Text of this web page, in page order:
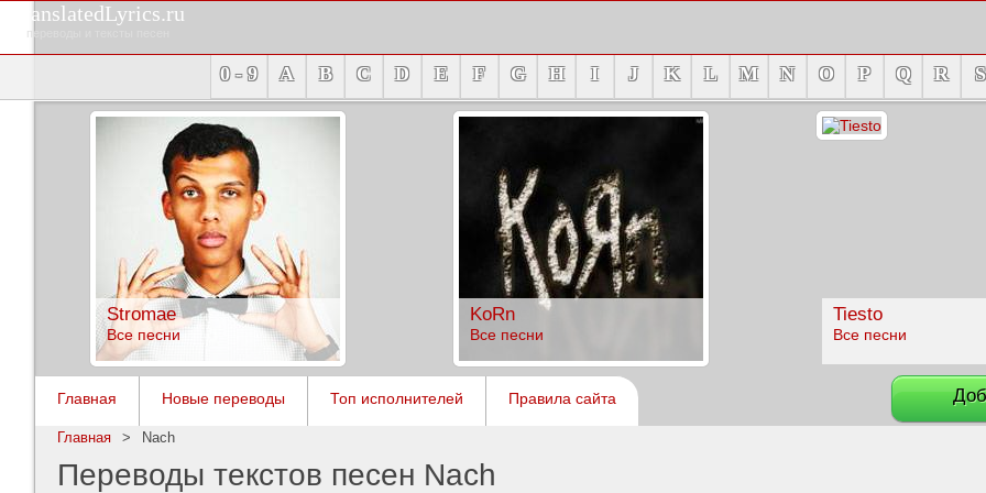
TranslatedLyrics.ru
переводы и тексты песен
0 - 9 A B C D E F G H I J K L M N O P Q R S
Stromae
Все песни
KoRn
Все песни
Tiesto
Все песни
Главная Новые переводы Топ исполнителей Правила сайта
Главная > Nach
Переводы текстов песен Nach